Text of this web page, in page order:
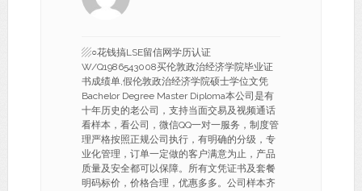
▨○花钱搞LSE留信网学历认证
W/Q1986543008买伦敦政治经济学院毕业证
书成绩单,假伦敦政治经济学院硕士学位文凭
Bachelor Degree Master Diploma本公司是有
十年历史的老公司，支持当面交易及视频通话
看样本，看公司，微信QQ一对一服务，制度管
理严格按照正规公司执行，有明确的分级，专
业化管理，订单一定做的客户满意为止，产品
质量及安全都可以保障。所有文凭证书及套餐
明码标价，价格合理，优惠多多。公司样本齐